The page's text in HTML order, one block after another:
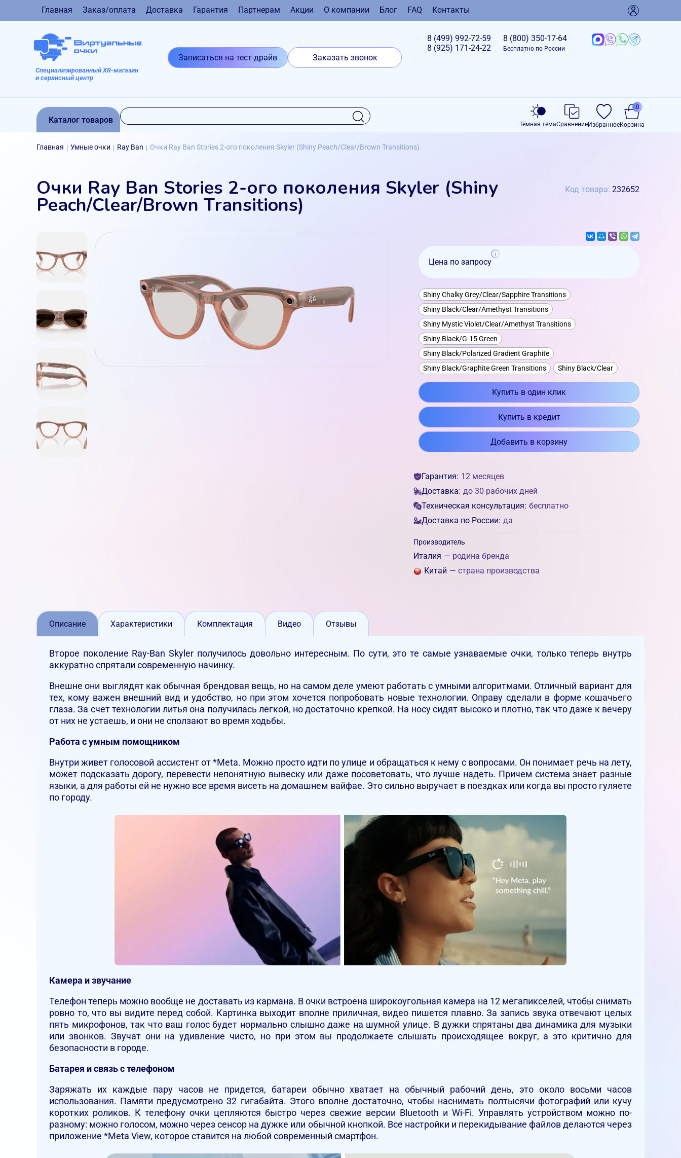
Главная Заказ/оплата Доставка Гарантия Партнерам Акции О компании Блог FAQ Контакты
Специализированный XR-магазин
и сервисный центр
Записаться на тест-драйв Заказать звонок
8 (499) 992-72-59
8 (925) 171-24-22
8 (800) 350-17-64
Бесплатно по России
Каталог товаров Тёмная темаСравнениеИзбранноеКорзина
0
Главная | Умные очки | Ray Ban | Очки Ray Ban Stories 2-ого поколения Skyler (Shiny Peach/Clear/Brown Transitions)
Очки Ray Ban Stories 2-ого поколения Skyler (Shiny
Peach/Clear/Brown Transitions)
Код товара: 232652
Цена по запросу
Shiny Chalky Grey/Clear/Sapphire Transitions
Shiny Black/Clear/Amethyst Transitions
Shiny Mystic Violet/Clear/Amethyst Transitions
Shiny Black/G-15 Green
Shiny Black/Polarized Gradient Graphite
Shiny Black/Graphite Green Transitions
Shiny Black/Clear
Купить в один клик
Купить в кредит
Добавить в корзину
Гарантия: 12 месяцев
Доставка: до 30 рабочих дней
Техническая консультация: бесплатно
Доставка по России: да
Производитель
Италия — родина бренда
Китай — страна производства
Описание Характеристики Комплектация Видео Отзывы
Второе поколение Ray-Ban Skyler получилось довольно интересным. По сути, это те самые узнаваемые очки, только теперь внутрь
аккуратно спрятали современную начинку.
Внешне они выглядят как обычная брендовая вещь, но на самом деле умеют работать с умными алгоритмами. Отличный вариант для
тех, кому важен внешний вид и удобство, но при этом хочется попробовать новые технологии. Оправу сделали в форме кошачьего
глаза. За счет технологии литья она получилась легкой, но достаточно крепкой. На носу сидят высоко и плотно, так что даже к вечеру
от них не устаешь, и они не сползают во время ходьбы.
Работа с умным помощником
Внутри живет голосовой ассистент от *Meta. Можно просто идти по улице и обращаться к нему с вопросами. Он понимает речь на лету,
может подсказать дорогу, перевести непонятную вывеску или даже посоветовать, что лучше надеть. Причем система знает разные
языки, а для работы ей не нужно все время висеть на домашнем вайфае. Это сильно выручает в поездках или когда вы просто гуляете
по городу.
Камера и звучание
Телефон теперь можно вообще не доставать из кармана. В очки встроена широкоугольная камера на 12 мегапикселей, чтобы снимать
ровно то, что вы видите перед собой. Картинка выходит вполне приличная, видео пишется плавно. За запись звука отвечают целых
пять микрофонов, так что ваш голос будет нормально слышно даже на шумной улице. В дужки спрятаны два динамика для музыки
или звонков. Звучат они на удивление чисто, но при этом вы продолжаете слышать происходящее вокруг, а это критично для
безопасности в городе.
Батарея и связь с телефоном
Заряжать их каждые пару часов не придется, батареи обычно хватает на обычный рабочий день, это около восьми часов
использования. Памяти предусмотрено 32 гигабайта. Этого вполне достаточно, чтобы наснимать полтысячи фотографий или кучу
коротких роликов. К телефону очки цепляются быстро через свежие версии Bluetooth и Wi-Fi. Управлять устройством можно по-
разному: можно голосом, можно через сенсор на дужке или обычной кнопкой. Все настройки и перекидывание файлов делаются через
приложение *Meta View, которое ставится на любой современный смартфон.